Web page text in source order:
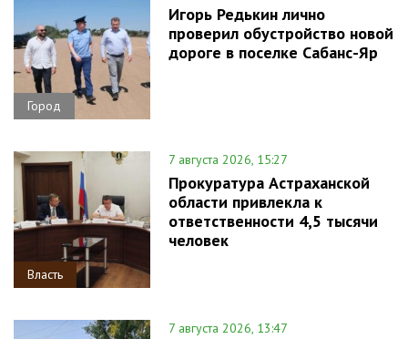
Город
Игорь Редькин лично
проверил обустройство новой
дороге в поселке Сабанс-Яр
Власть
7 августа 2026, 15:27
Прокуратура Астраханской
области привлекла к
ответственности 4,5 тысячи
человек
7 августа 2026, 13:47